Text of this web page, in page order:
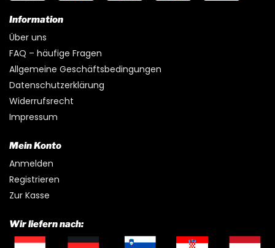
Information
Über uns
FAQ – häufige Fragen
Allgemeine Geschäftsbedingungen
Datenschutzerklärung
Widerrufsrecht
Impressum
Mein Konto
Anmelden
Registrieren
Zur Kasse
Wir liefern nach: